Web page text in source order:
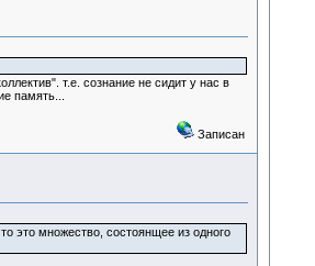
т.е. сознание не сидит у нас в
память...
Записан
это множество, состоянщее из одного